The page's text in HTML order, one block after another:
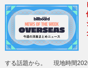
する話題から。 現地時間